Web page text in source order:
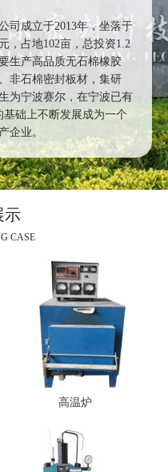
司成立于2013年，坐落于
，占地102亩，总投资1.2
生产高品质无石棉橡胶
非石棉密封板材，集研
为宁波赛尔，在宁波已有
础上不断发展成为一个
企业。
示
CASE
高温炉